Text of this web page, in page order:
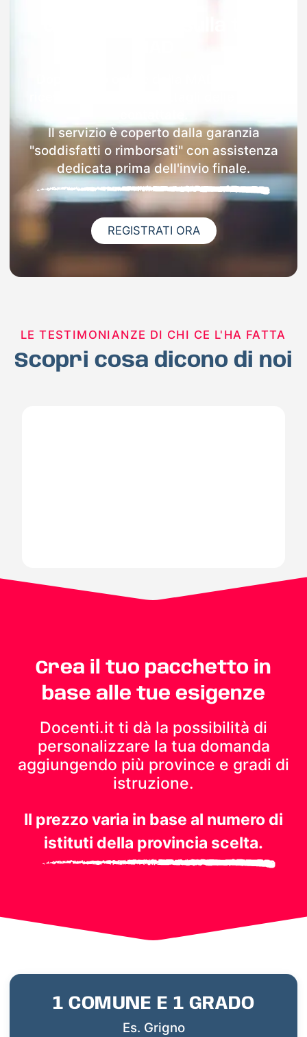
Il servizio è coperto dalla garanzia
"soddisfatti o rimborsati" con assistenza
dedicata prima dell'invio finale.
REGISTRATI ORA
LE TESTIMONIANZE DI CHI CE L'HA FATTA
Scopri cosa dicono di noi
Crea il tuo pacchetto in
base alle tue esigenze
Docenti.it ti dà la possibilità di
personalizzare la tua domanda
aggiungendo più province e gradi di
istruzione.
Il prezzo varia in base al numero di
istituti della provincia scelta.
1 COMUNE E 1 GRADO
Es. Grigno